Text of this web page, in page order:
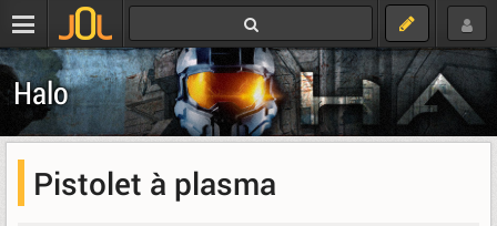
Halo
Pistolet à plasma